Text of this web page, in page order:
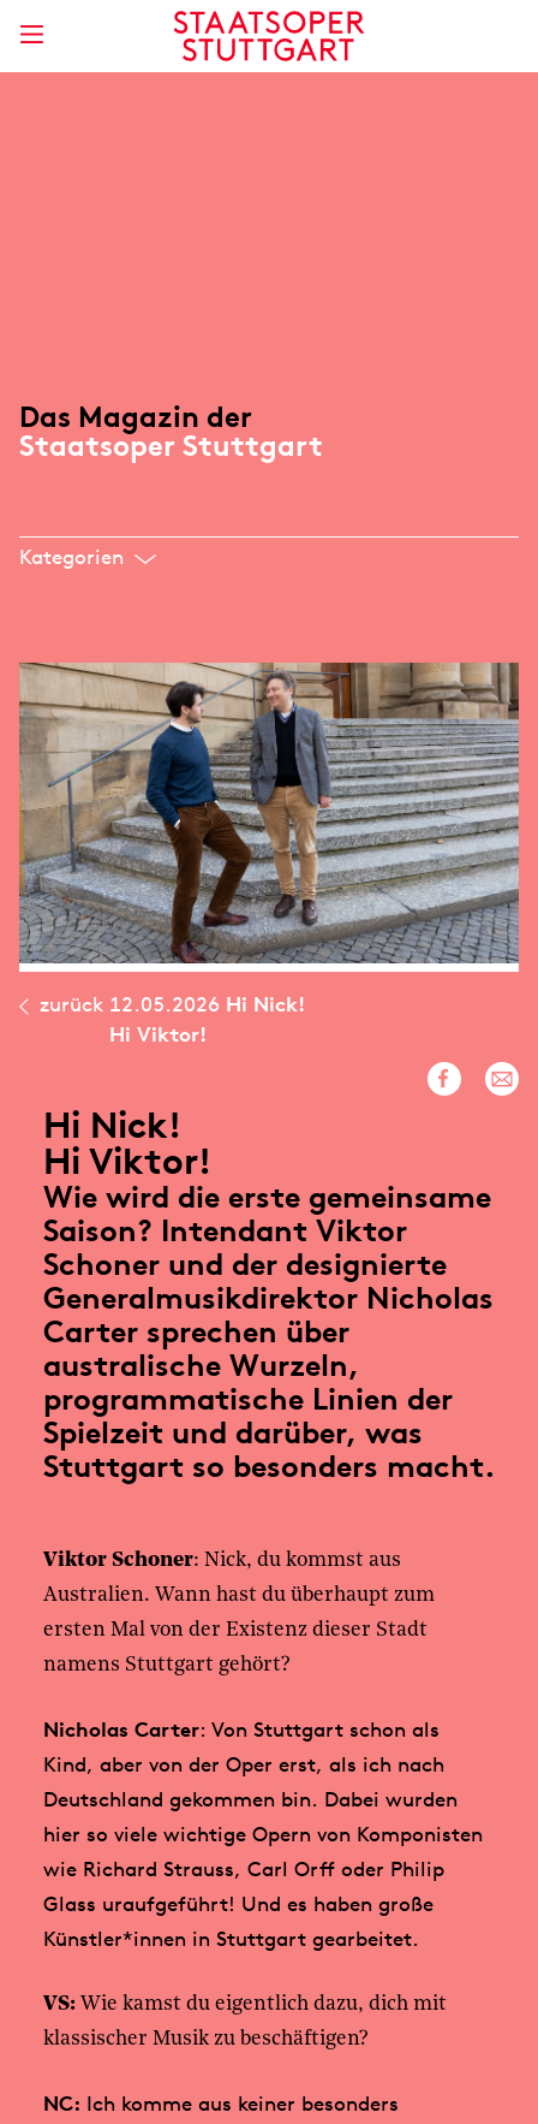
Das Magazin der
Staatsoper Stuttgart
Kategorien
zurück 12.05.2026 Hi Nick!
Hi Viktor!
Hi Nick!
Hi Viktor!
Wie wird die erste gemeinsame
Saison? Intendant Viktor
Schoner und der designierte
Generalmusikdirektor Nicholas
Carter sprechen über
australische Wurzeln,
programmatische Linien der
Spielzeit und darüber, was
Stuttgart so besonders macht.
Viktor Schoner: Nick, du kommst aus
Australien. Wann hast du überhaupt zum
ersten Mal von der Existenz dieser Stadt
namens Stuttgart gehört?
Nicholas Carter: Von Stuttgart schon als
Kind, aber von der Oper erst, als ich nach
Deutschland gekommen bin. Dabei wurden
hier so viele wichtige Opern von Komponisten
wie Richard Strauss, Carl Orff oder Philip
Glass uraufgeführt! Und es haben große
Künstler*innen in Stuttgart gearbeitet.
VS: Wie kamst du eigentlich dazu, dich mit
klassischer Musik zu beschäftigen?
NC: Ich komme aus keiner besonders